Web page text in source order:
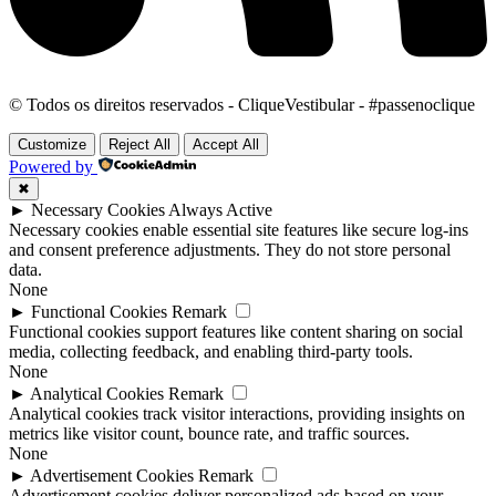
© Todos os direitos reservados - CliqueVestibular - #passenoclique
Customize Reject All Accept All
Powered by
✖
► Necessary Cookies Always Active
Necessary cookies enable essential site features like secure log-ins
and consent preference adjustments. They do not store personal
data.
None
► Functional Cookies Remark
Functional cookies support features like content sharing on social
media, collecting feedback, and enabling third-party tools.
None
► Analytical Cookies Remark
Analytical cookies track visitor interactions, providing insights on
metrics like visitor count, bounce rate, and traffic sources.
None
► Advertisement Cookies Remark